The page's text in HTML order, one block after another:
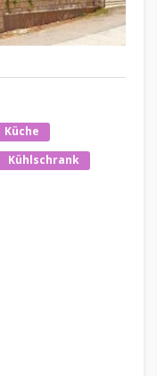
Küche
Kühlschrank